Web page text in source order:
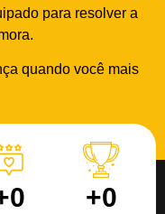
para resolver a
quando você mais
0 +0